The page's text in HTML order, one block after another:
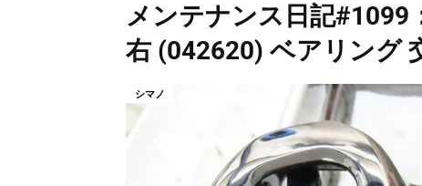
メンテナンス日記#1099
右 (042620) ベアリング
シマノ